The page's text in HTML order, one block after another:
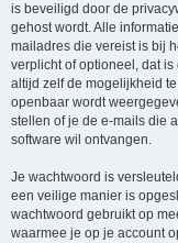
is beveiligd door de
gehost wordt. Alle
mailadres die vereist is bij
verplicht of optioneel, dat is
altijd zelf de mogelijkheid
openbaar wordt
stellen of je de e-mails die
software wil ontvangen.
Je wachtwoord is
een veilige manier is
wachtwoord gebruikt op
waarmee je op je account